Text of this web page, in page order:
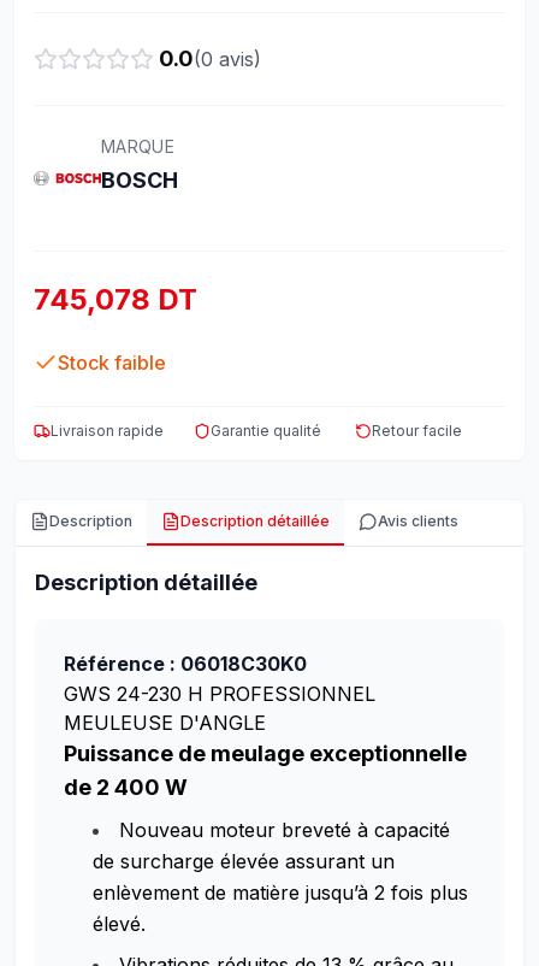
0.0(0 avis)
MARQUE
BOSCH
745,078 DT
Stock faible
Livraison rapide Garantie qualité Retour facile
Description Description détaillée Avis clients
Description détaillée
Référence : 06018C30K0
GWS 24-230 H PROFESSIONNEL
MEULEUSE D'ANGLE
Puissance de meulage exceptionnelle
de 2 400 W
Nouveau moteur breveté à capacité
de surcharge élevée assurant un
enlèvement de matière jusqu’à 2 fois plus
élevé.